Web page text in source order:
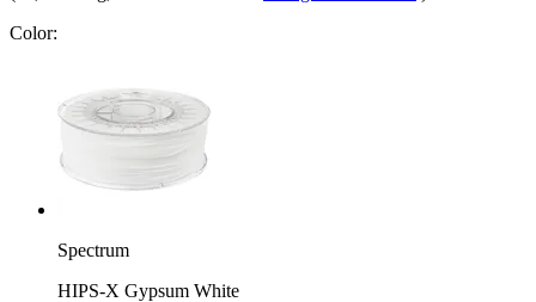
Color:
Spectrum
HIPS-X Gypsum White